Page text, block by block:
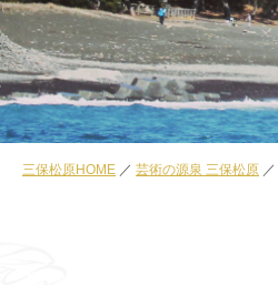
三保松原HOME 芸術の源泉 三保松原